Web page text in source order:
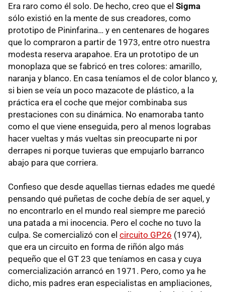
Era raro como él solo. De hecho, creo que el Sigma
sólo existió en la mente de sus creadores, como
prototipo de Pininfarina… y en centenares de hogares
que lo compraron a partir de 1973, entre otro nuestra
modesta reserva arapahoe. Era un prototipo de un
monoplaza que se fabricó en tres colores: amarillo,
naranja y blanco. En casa teníamos el de color blanco y,
si bien se veía un poco mazacote de plástico, a la
práctica era el coche que mejor combinaba sus
prestaciones con su dinámica. No enamoraba tanto
como el que viene enseguida, pero al menos lograbas
hacer vueltas y más vueltas sin preocuparte ni por
derrapes ni porque tuvieras que empujarlo barranco
abajo para que corriera.
Confieso que desde aquellas tiernas edades me quedé
pensando qué puñetas de coche debía de ser aquel, y
no encontrarlo en el mundo real siempre me pareció
una patada a mi inocencia. Pero el coche no tuvo la
culpa. Se comercializó con el circuito GP26 (1974),
que era un circuito en forma de riñón algo más
pequeño que el GT 23 que teníamos en casa y cuya
comercialización arrancó en 1971. Pero, como ya he
dicho, mis padres eran especialistas en ampliaciones,